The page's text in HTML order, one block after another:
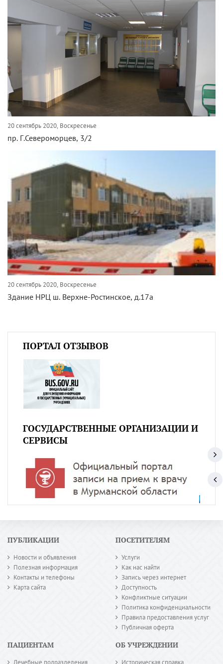
20 сентябрь 2020, Воскресенье
пр. Г.Североморцев, 3/2
20 сентябрь 2020, Воскресенье
Здание НРЦ ш. Верхне-Ростинское, д.17а
ПОРТАЛ ОТЗЫВОВ
ГОСУДАРСТВЕННЫЕ ОРГАНИЗАЦИИ И
СЕРВИСЫ
ПУБЛИКАЦИИ
Новости и объявления
Полезная информация
Контакты и телефоны
Карта сайта
ПОСЕТИТЕЛЯМ
Услуги
Как нас найти
Запись через интернет
Доступность
Конфликтные ситуации
Политика конфиденциальности
Правила предоставления услуг
Публичная оферта
ПАЦИЕНТАМ ОБ УЧРЕЖДЕНИИ